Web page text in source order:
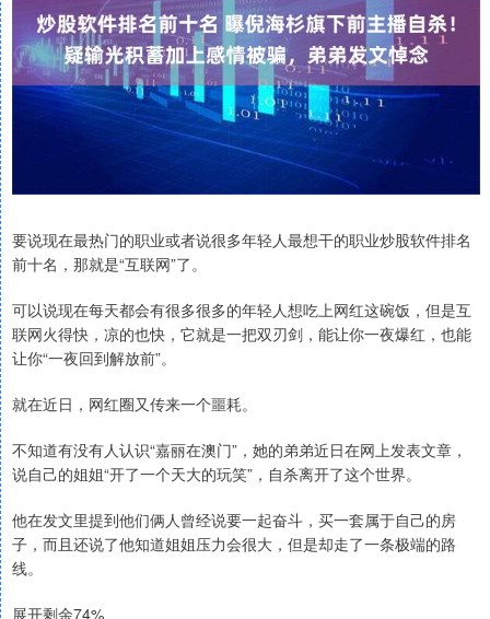
要说现在最热门的职业或者说很多年轻人最想干的职业炒股软件排名
前十名，那就是“互联网”了。
可以说现在每天都会有很多很多的年轻人想吃上网红这碗饭，但是互
联网火得快，凉的也快，它就是一把双刃剑，能让你一夜爆红，也能
让你“一夜回到解放前”。
就在近日，网红圈又传来一个噩耗。
不知道有没有人认识“嘉丽在澳门”，她的弟弟近日在网上发表文章，
说自己的姐姐“开了一个天大的玩笑”，自杀离开了这个世界。
他在发文里提到他们俩人曾经说要一起奋斗，买一套属于自己的房
子，而且还说了他知道姐姐压力会很大，但是却走了一条极端的路
线。
展开剩余74%